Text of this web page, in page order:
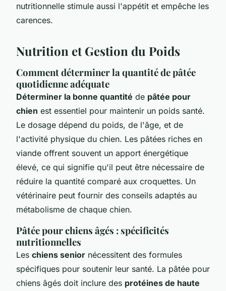
nutritionnelle stimule aussi l'appétit et empêche les
carences.
Nutrition et Gestion du Poids
Comment déterminer la quantité de pâtée
quotidienne adéquate
Déterminer la bonne quantité de pâtée pour
chien est essentiel pour maintenir un poids santé.
Le dosage dépend du poids, de l'âge, et de
l'activité physique du chien. Les pâtées riches en
viande offrent souvent un apport énergétique
élevé, ce qui signifie qu'il peut être nécessaire de
réduire la quantité comparé aux croquettes. Un
vétérinaire peut fournir des conseils adaptés au
métabolisme de chaque chien.
Pâtée pour chiens âgés : spécificités
nutritionnelles
Les chiens senior nécessitent des formules
spécifiques pour soutenir leur santé. La pâtée pour
chiens âgés doit inclure des protéines de haute